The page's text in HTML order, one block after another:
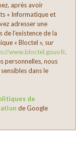
après avoir
« Informatique et
adresser une
l’existence de la
« Bloctel », sur
www.bloctel.gouv.fr.
personnelles, nous
dans le
de
de Google